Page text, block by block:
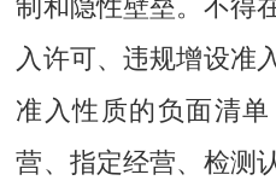
入许可、违规增设准
准入性质的负面清
营、指定经营、检测